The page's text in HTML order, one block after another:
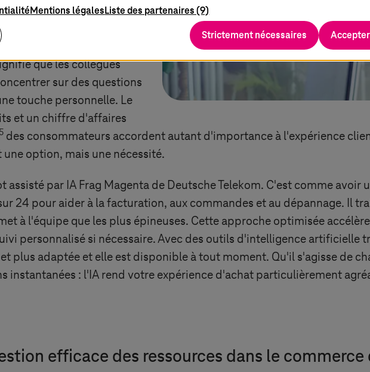
basés sur l'IA. Prenons
en place un assistant de
traite les demandes de
que les collègues
sur des questions
touche personnelle. Le
et un chiffre d'affaires
des consommateurs accordent autant d'importance à l'expérience
option, mais une nécessité.
assisté par IA Frag Magenta de Deutsche Telekom. C'est comme avoir
24 pour aider à la facturation, aux commandes et au dépannage. Il
à l'équipe que les plus épineuses. Cette approche optimisée
personnalisé si nécessaire. Avec des outils d'intelligence artificielle
plus adaptée et elle est disponible à tout moment. Qu'il s'agisse de
instantanées : l'IA rend votre expérience d'achat particulièrement
efficace des ressources dans le
Mentions légalesListe des partenaires (9)
Strictement nécessaires